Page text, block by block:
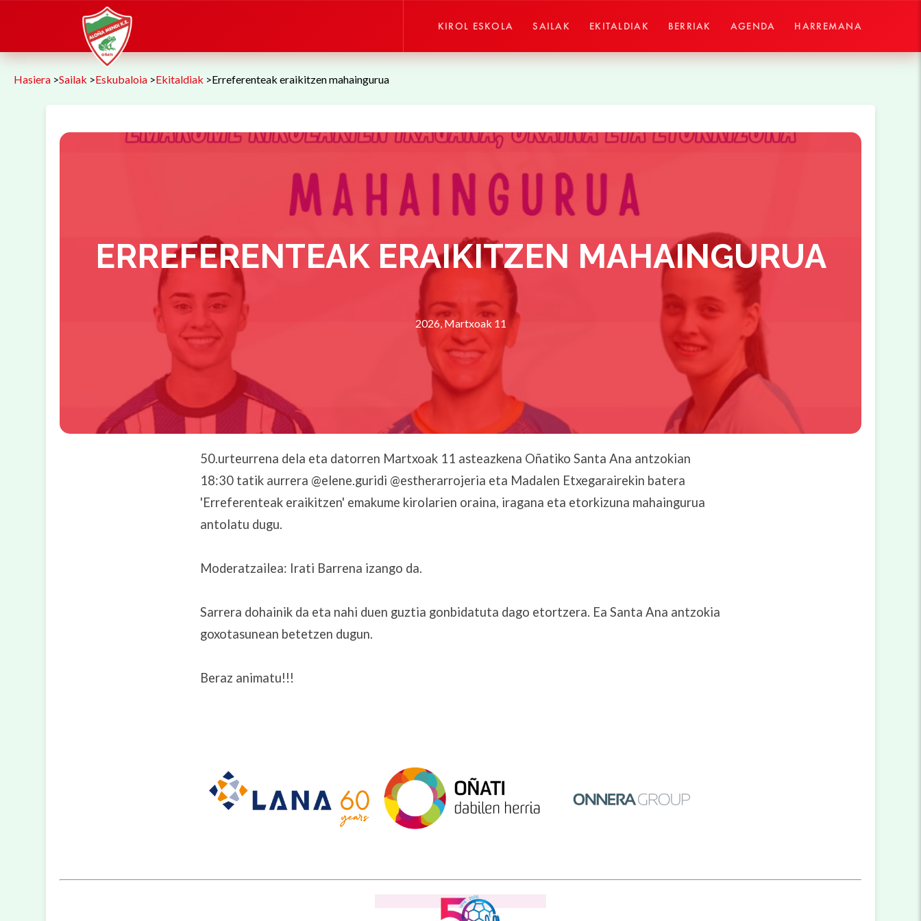
KIROL ESKOLA SAILAK EKITALDIAK BERRIAK AGENDA HARREMANA
Hasiera >Sailak >Eskubaloia >Ekitaldiak >Erreferenteak eraikitzen mahaingurua
ERREFERENTEAK ERAIKITZEN MAHAINGURUA
2026, Martxoak 11
50.urteurrena dela eta datorren Martxoak 11 asteazkena Oñatiko Santa Ana antzokian
18:30 tatik aurrera @elene.guridi @estherarrojeria eta Madalen Etxegarairekin batera
'Erreferenteak eraikitzen' emakume kirolarien oraina, iragana eta etorkizuna mahaingurua
antolatu dugu.
Moderatzailea: Irati Barrena izango da.
Sarrera dohainik da eta nahi duen guztia gonbidatuta dago etortzera. Ea Santa Ana antzokia
goxotasunean betetzen dugun.
Beraz animatu!!!